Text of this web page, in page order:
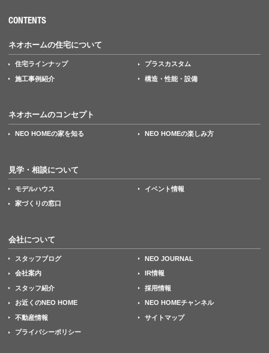
CONTENTS
ネオホームの住宅について
住宅ラインナップ プラスカスタム
施工事例紹介 構造・性能・設備
ネオホームのコンセプト
NEO HOMEの家を知る NEO HOMEの楽しみ方
見学・相談について
モデルハウス イベント情報
家づくりの窓口
会社について
スタッフブログ NEO JOURNAL
会社案内 IR情報
スタッフ紹介 採用情報
お近くのNEO HOME NEO HOMEチャンネル
不動産情報 サイトマップ
プライバシーポリシー